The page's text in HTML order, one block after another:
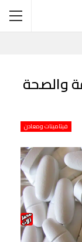
والصحة
فيتامينات ومعادن